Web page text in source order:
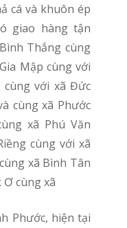
cá và khuôn ép
giao hàng tận
Thắng cùng
Mập cùng với
cùng với xã Đức
cùng xã Phước
xã Phú Văn
cùng với xã
xã Bình Tân
cùng xã